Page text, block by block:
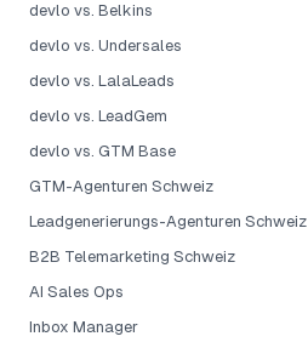
devlo vs. Belkins
devlo vs. Undersales
devlo vs. LalaLeads
devlo vs. LeadGem
devlo vs. GTM Base
GTM-Agenturen Schweiz
Leadgenerierungs-Agenturen Schweiz
B2B Telemarketing Schweiz
AI Sales Ops
Inbox Manager